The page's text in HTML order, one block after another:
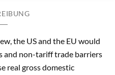
the US and the EU would
and non-tariff trade barriers
real gross domestic